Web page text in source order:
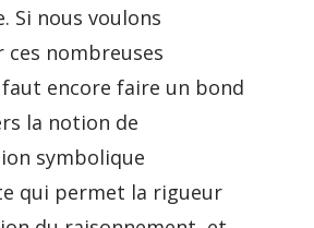
Si nous voulons
ces nombreuses
encore faire un bond
la notion de
symbolique
qui permet la rigueur